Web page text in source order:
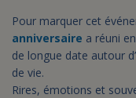
Pour marquer cet
anniversaire a réuni
de longue date autour
de vie.
Rires, émotions et